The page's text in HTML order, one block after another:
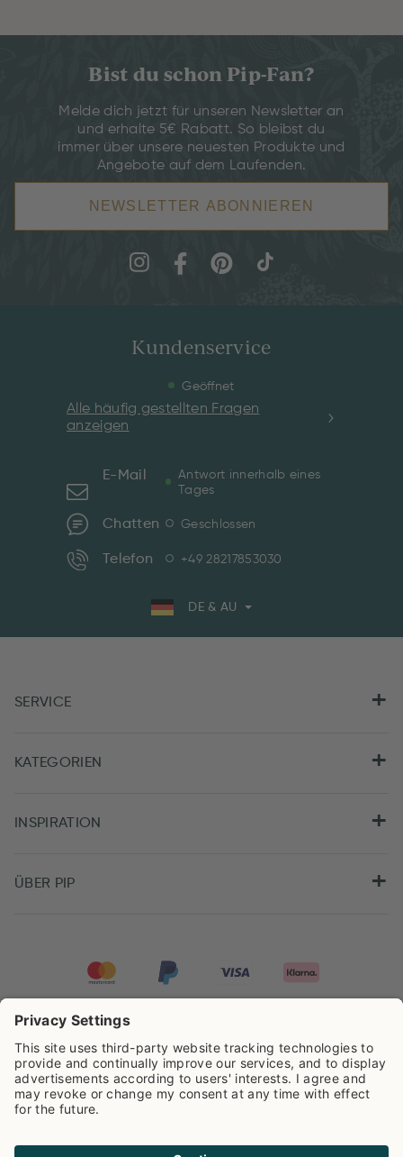
Bist du schon Pip-Fan?
Melde dich jetzt für unseren Newsletter an
und erhalte 5€ Rabatt. So bleibst du
immer über unsere neuesten Produkte und
Angebote auf dem Laufenden.
NEWSLETTER ABONNIEREN
Kundenservice
Geöffnet
Alle häufig gestellten Fragen
anzeigen
E-Mail
Antwort innerhalb eines
Tages
Chatten Geschlossen
Telefon +49 28217853030
DE & AU
SERVICE
KATEGORIEN
INSPIRATION
ÜBER PIP
auf der Grundlage von8.966Rezensionen ausgezeichnet.